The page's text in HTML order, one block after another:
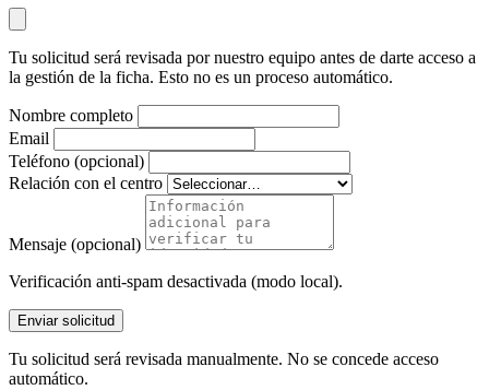
Tu solicitud será revisada por nuestro equipo antes de darte acceso a
la gestión de la ficha. Esto no es un proceso automático.
Nombre completo
Email
Teléfono (opcional)
Relación con el centro
Mensaje (opcional)
Verificación anti-spam desactivada (modo local).
Enviar solicitud
Tu solicitud será revisada manualmente. No se concede acceso
automático.